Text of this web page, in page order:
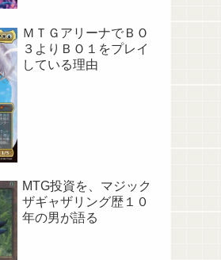
ＭＴＧアリーナでＢＯ
３よりＢＯ１をプレイ
している理由
MTG投資を、マジック
ザギャザリング歴１０
年の男が語る